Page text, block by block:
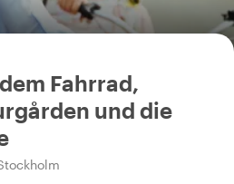
Fahrrad,
und die